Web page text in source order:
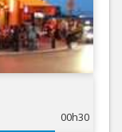
00h30